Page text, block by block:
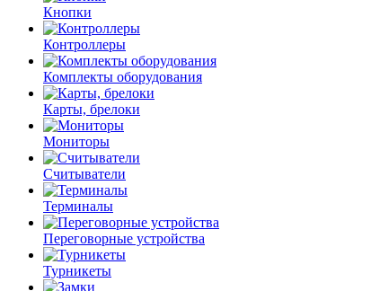
Кнопки
Контроллеры
Комплекты оборудования
Карты, брелоки
Мониторы
Считыватели
Терминалы
Переговорные устройства
Турникеты